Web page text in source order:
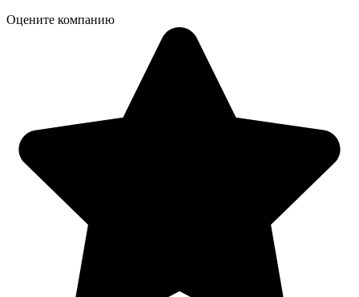
Оцените компанию